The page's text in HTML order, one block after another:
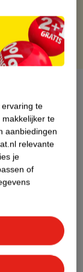
te
te
aanbiedingen
relevante
je
of